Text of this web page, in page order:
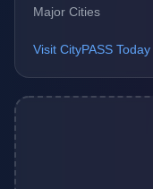
Major Cities
Visit CityPASS